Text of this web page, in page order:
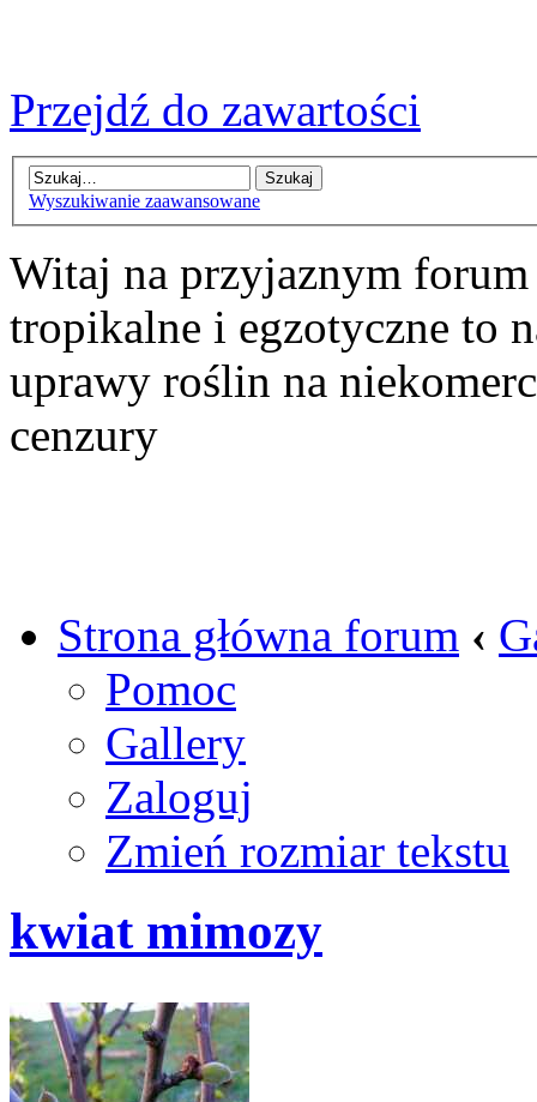
Przejdź do zawartości
Wyszukiwanie zaawansowane
Witaj na przyjaznym
tropikalne i egzotyczne to
uprawy roślin na
cenzury
Strona główna forum ‹
Pomoc
Gallery
Zaloguj
Zmień rozmiar tekstu
kwiat mimozy